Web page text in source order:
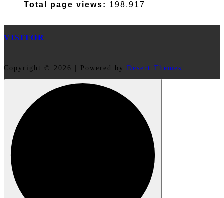
Total page views: 198,917
VISITOR
Copyright © 2026 | Powered by Desert Themes